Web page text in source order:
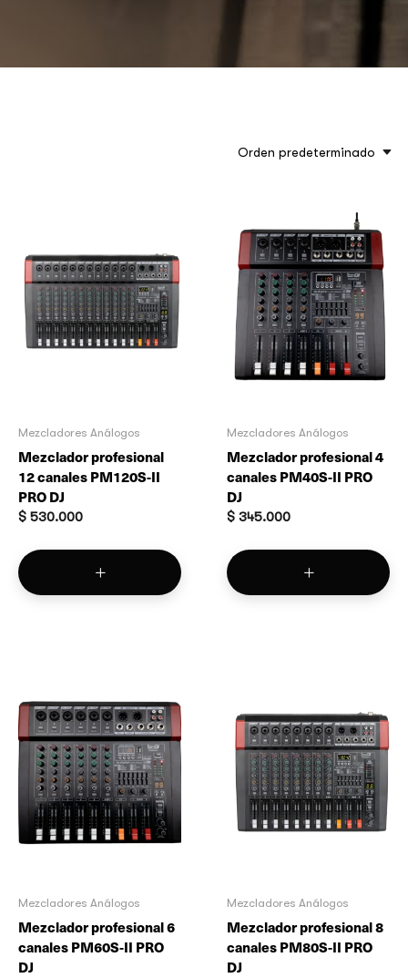
Orden predeterminado
Mezcladores Análogos
Mezclador profesional
12 canales PM120S-II
PRO DJ
$ 530.000
Mezcladores Análogos
Mezclador profesional 4
canales PM40S-II PRO
DJ
$ 345.000
Mezcladores Análogos
Mezclador profesional 6
canales PM60S-II PRO
DJ
Mezcladores Análogos
Mezclador profesional 8
canales PM80S-II PRO
DJ